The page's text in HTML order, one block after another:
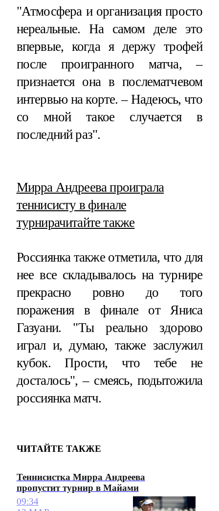
"Атмосфера и организация просто
нереальные. На самом деле это
впервые, когда я держу трофей
после проигранного матча, –
признается она в послематчевом
интервью на корте. – Надеюсь, что
со мной такое случается в
последний раз".
​Мирра Андреева проиграла
теннисисту в финале
турнирачитайте также
Россиянка также отметила, что для
нее все складывалось на турнире
прекрасно ровно до того
поражения в финале от Яниса
Газуани. "Ты реально здорово
играл и, думаю, также заслужил
кубок. Прости, что тебе не
досталось", – смеясь, подытожила
россиянка матч.
ЧИТАЙТЕ ТАКЖЕ
Теннисистка Мирра Андреева
пропустит турнир в Майами
09:34